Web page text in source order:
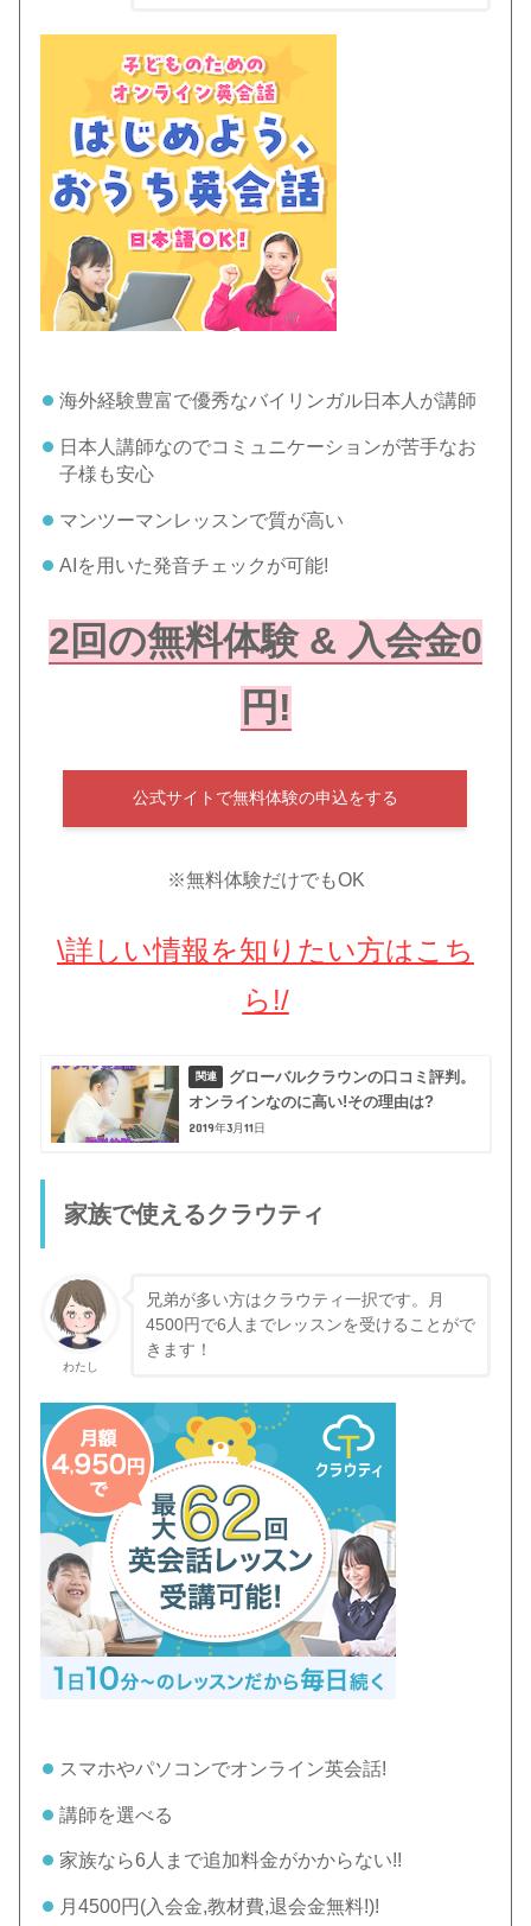
海外経験豊富で優秀なバイリンガル日本人が講師
日本人講師なのでコミュニケーションが苦手なお
子様も安心
マンツーマンレッスンで質が高い
AIを用いた発音チェックが可能!
2回の無料体験 & 入会金0
円!
公式サイトで無料体験の申込をする
※無料体験だけでもOK
\詳しい情報を知りたい方はこち
ら!/
グローバルクラウンの口コミ評判。
オンラインなのに高い!その理由は?
2019年3月11日
家族で使えるクラウティ
わたし
兄弟が多い方はクラウティ一択です。月
4500円で6人までレッスンを受けることがで
きます！
スマホやパソコンでオンライン英会話!
講師を選べる
家族なら6人まで追加料金がかからない!!
月4500円(入会金,教材費,退会金無料!)!